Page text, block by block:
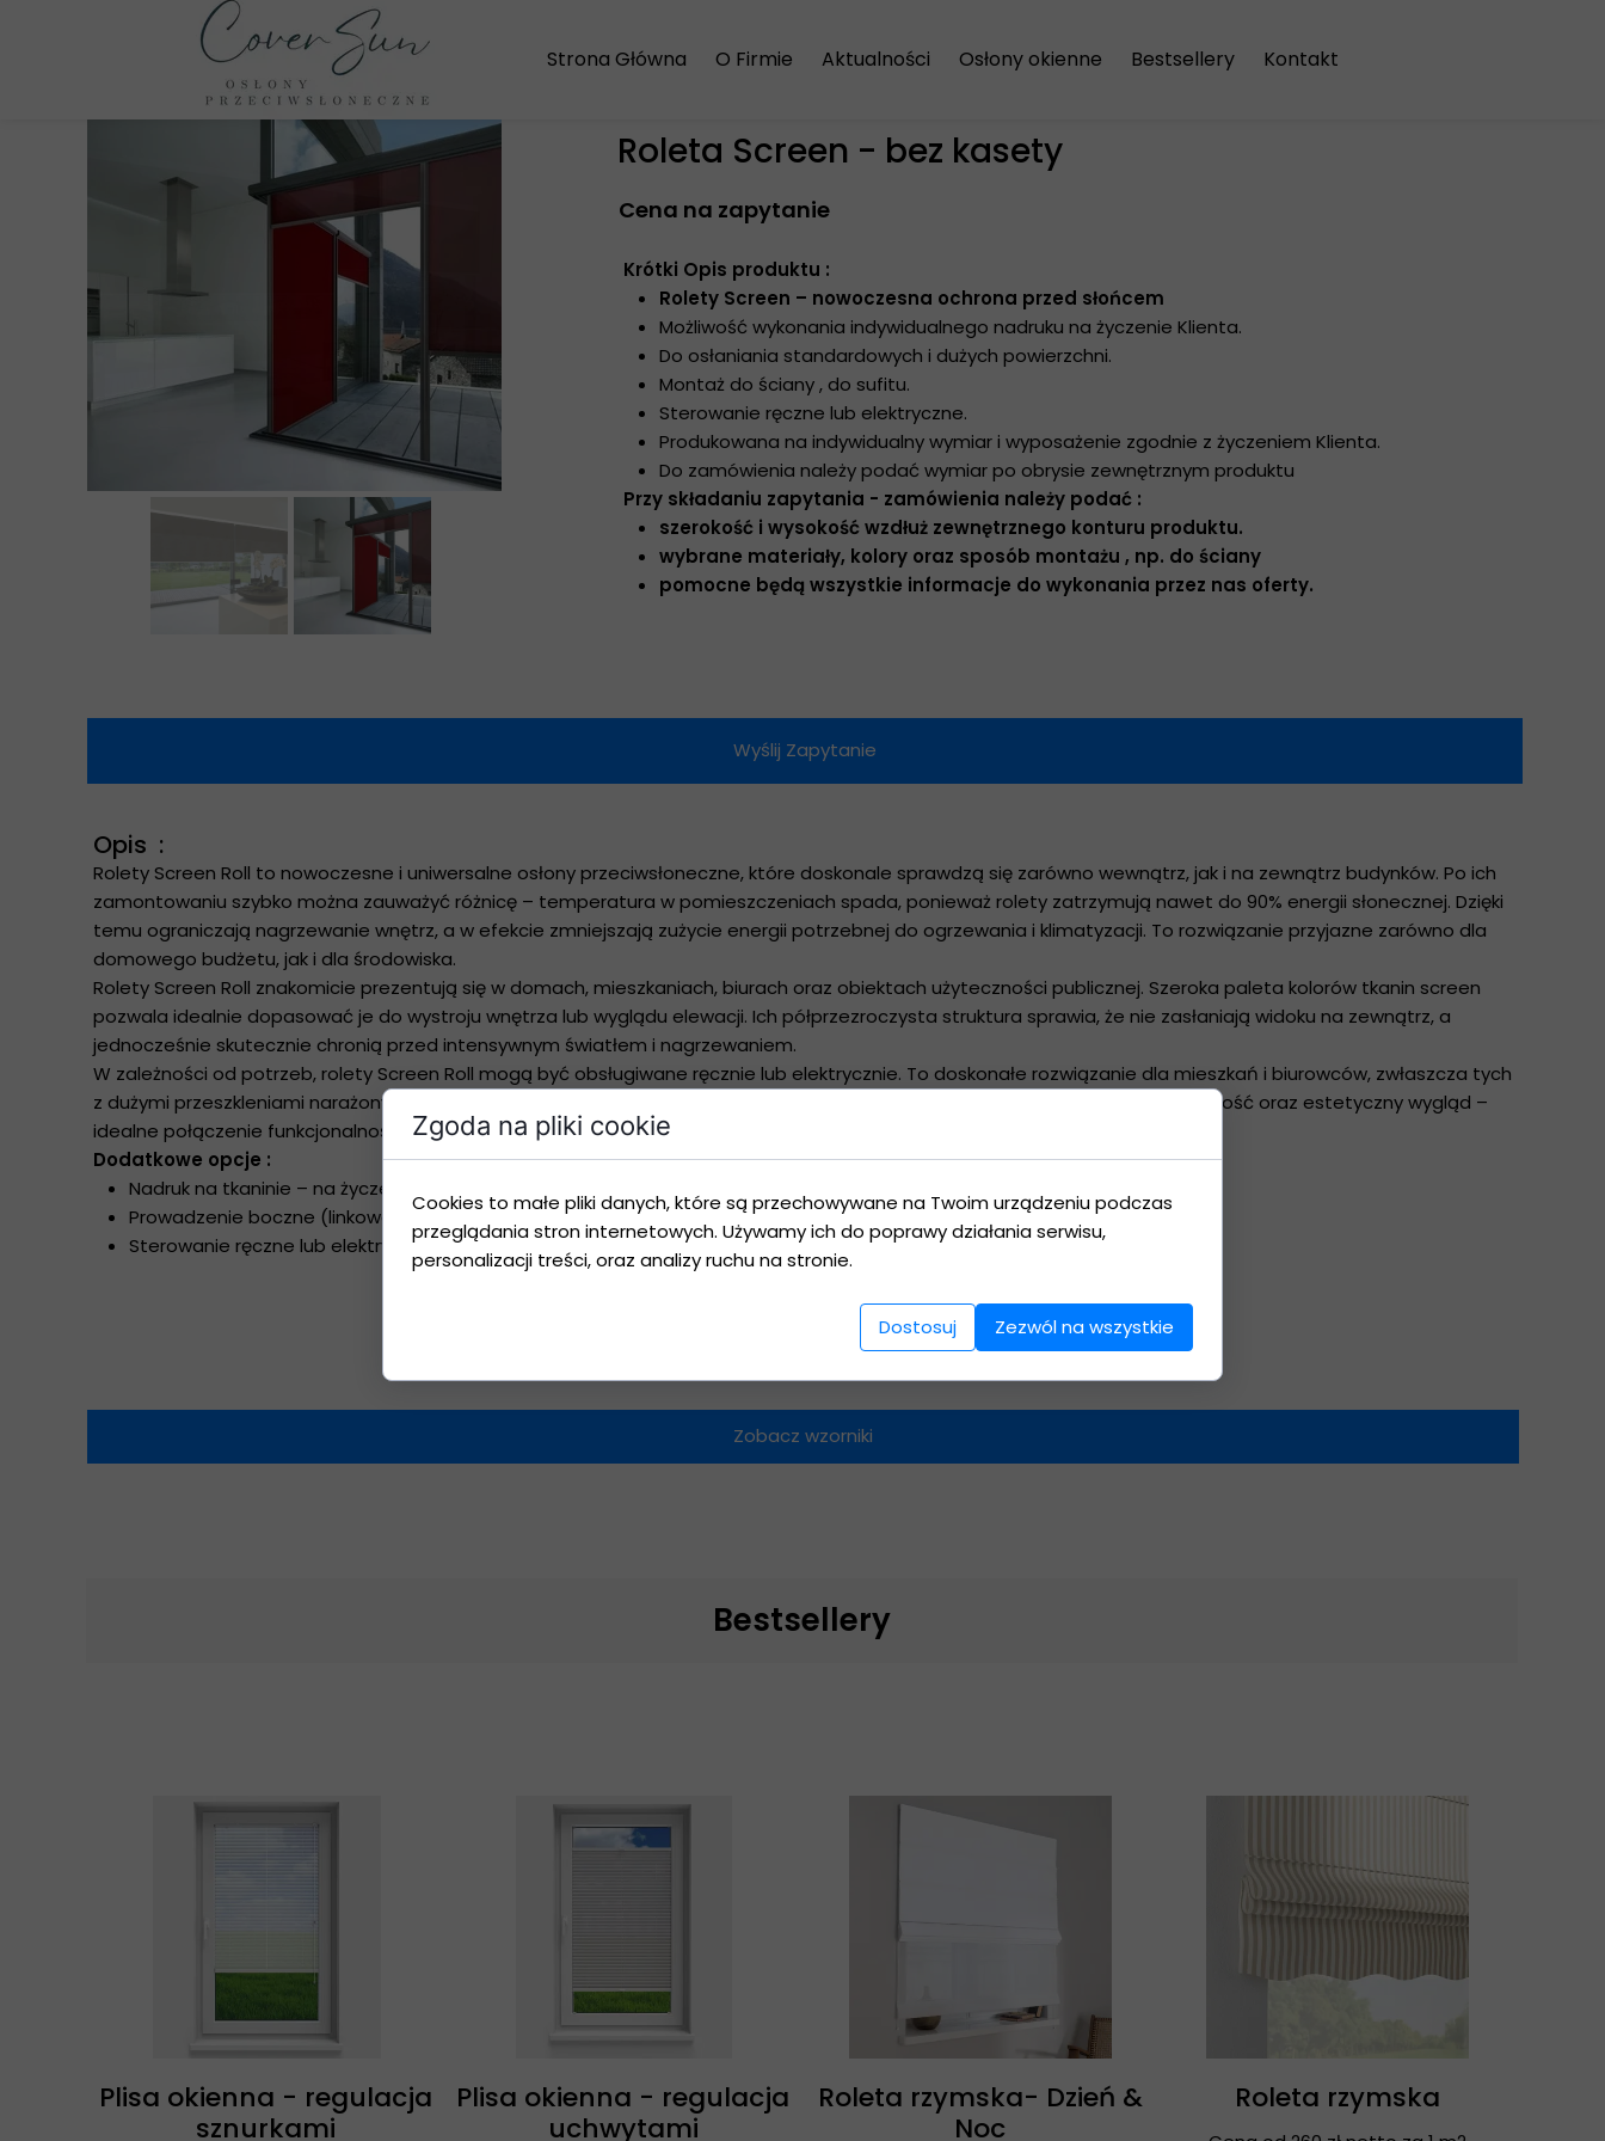
Strona Główna
O Firmie
Koszty wysyłki
Polityka prywatności
Aktualności
Osłony okienne
Żaluzje aluminiowe
Panele japońskie
Plisy okienne
Rolety wolnowiszące
Rolety w kasetach
Rolety Dzień & Noc
Rolety dachowe
Bestsellery Kontakt
Wyślij Zapytanie
Plisa okienna - regulacja
sznurkami
Plisa okienna - regulacja
uchwytami
Roleta rzymska- Dzień &
Noc
Roleta rzymska
Roleta Screen - bez kasety
Cena na zapytanie
Krótki Opis produktu :
Rolety Screen – nowoczesna ochrona przed słońcem
Możliwość wykonania indywidualnego nadruku na życzenie Klienta.
Do osłaniania standardowych i dużych powierzchni.
Montaż do ściany , do sufitu.
Sterowanie ręczne lub elektryczne.
Produkowana na indywidualny wymiar i wyposażenie zgodnie z życzeniem Klienta.
Do zamówienia należy podać wymiar po obrysie zewnętrznym produktu
Przy składaniu zapytania - zamówienia należy podać :
szerokość i wysokość wzdłuż zewnętrznego konturu produktu.
wybrane materiały, kolory oraz sposób montażu , np. do ściany
pomocne będą wszystkie informacje do wykonania przez nas oferty.
Zobacz wzorniki
Opis :
Rolety Screen Roll to nowoczesne i uniwersalne osłony przeciwsłoneczne, które doskonale sprawdzą się zarówno wewnątrz, jak i na zewnątrz budynków. Po ich
zamontowaniu szybko można zauważyć różnicę – temperatura w pomieszczeniach spada, ponieważ rolety zatrzymują nawet do 90% energii słonecznej. Dzięki
temu ograniczają nagrzewanie wnętrz, a w efekcie zmniejszają zużycie energii potrzebnej do ogrzewania i klimatyzacji. To rozwiązanie przyjazne zarówno dla
domowego budżetu, jak i dla środowiska.
Rolety Screen Roll znakomicie prezentują się w domach, mieszkaniach, biurach oraz obiektach użyteczności publicznej. Szeroka paleta kolorów tkanin screen
pozwala idealnie dopasować je do wystroju wnętrza lub wyglądu elewacji. Ich półprzezroczysta struktura sprawia, że nie zasłaniają widoku na zewnątrz, a
jednocześnie skutecznie chronią przed intensywnym światłem i nagrzewaniem.
W zależności od potrzeb, rolety Screen Roll mogą być obsługiwane ręcznie lub elektrycznie. To doskonałe rozwiązanie dla mieszkań i biurowców, zwłaszcza tych
z dużymi przeszkleniami narażonymi na silne nasłonecznienie. Rolety Screen Roll zapewniają komfortową temperaturę, prywatność oraz estetyczny wygląd –
idealne połączenie funkcjonalności i stylu na każdą porę roku.
Dodatkowe opcje :
Nadruk na tkaninie – na życzenie Klienta istnieje możliwość nadruku grafiki lub zdjęcia.
Prowadzenie boczne (linkowe zamiast prętów).
Sterowanie ręczne lub elektryczne
Bestsellery
Zgoda na pliki cookie
Cookies to małe pliki danych, które są przechowywane na Twoim urządzeniu podczas
przeglądania stron internetowych. Używamy ich do poprawy działania serwisu,
personalizacji treści, oraz analizy ruchu na stronie.
Dostosuj Zezwól na wszystkie